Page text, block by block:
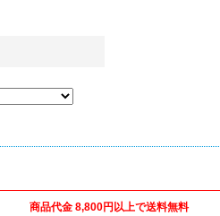
商品代金 8,800円以上で送料無料